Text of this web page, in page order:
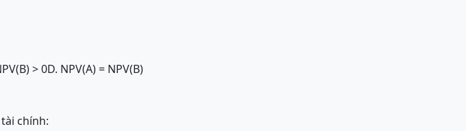
> 0D. NPV(A) = NPV(B)
chính: